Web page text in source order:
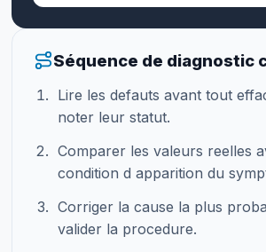
Séquence de diagnostic
Lire les defauts avant tout
noter leur statut.
Comparer les valeurs reelles
condition d apparition du
Corriger la cause la plus
valider la procedure.